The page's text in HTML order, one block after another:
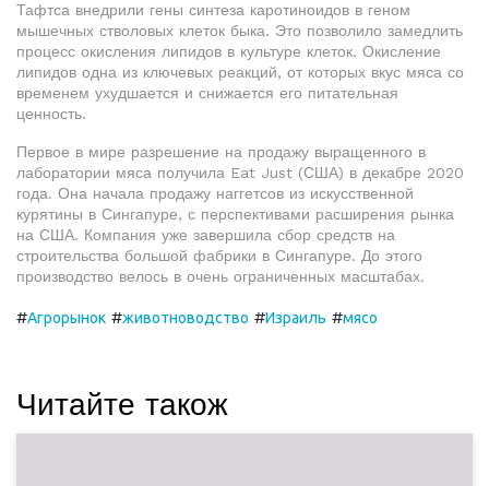
Тафтса внедрили гены синтеза каротиноидов в геном
мышечных стволовых клеток быка. Это позволило замедлить
процесс окисления липидов в культуре клеток. Окисление
липидов одна из ключевых реакций, от которых вкус мяса со
временем ухудшается и снижается его питательная
ценность.
Первое в мире разрешение на продажу выращенного в
лаборатории мяса получила Eat Just (США) в декабре 2020
года. Она начала продажу наггетсов из искусственной
курятины в Сингапуре, с перспективами расширения рынка
на США. Компания уже завершила сбор средств на
строительства большой фабрики в Сингапуре. До этого
производство велось в очень ограниченных масштабах.
#Агрорынок #животноводство #Израиль #мясо
Читайте також